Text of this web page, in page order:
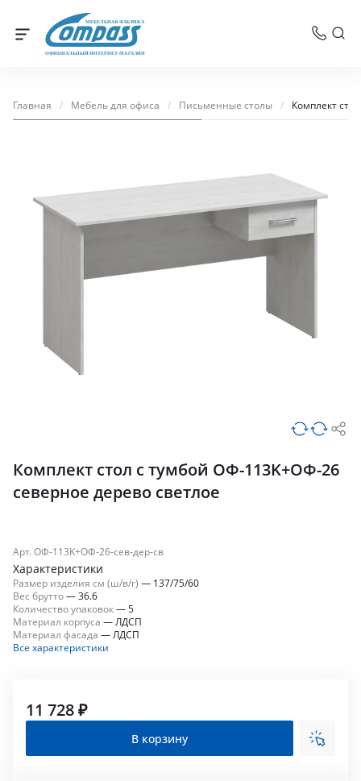
МЕБЕЛЬНАЯ ФАБРИКА
ОФИЦИАЛЬНЫЙ ИНТЕРНЕТ-МАГАЗИН
Главная / Мебель для офиса / Письменные столы / Комплект
Комплект стол с тумбой ОФ-113K+ОФ-26
северное дерево светлое
Арт. ОФ-113K+ОФ-26-сев-дер-св
Характеристики
Размер изделия см (ш/в/г) — 137/75/60
Вес брутто—36.6
Количество упаковок—5
Материал корпуса —ЛДСП
Материал фасада —ЛДСП
Все характеристики
11 728 ₽
В корзину